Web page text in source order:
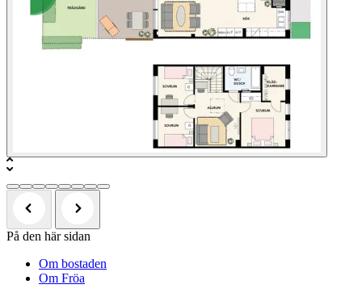
På den här sidan
Om bostaden
Om Fröa